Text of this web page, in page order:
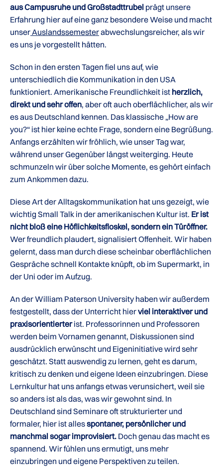
aus Campusruhe und Großstadttrubel prägt unsere
Erfahrung hier auf eine ganz besondere Weise und macht
unserAuslandssemesterabwechslungsreicher, als wir
es uns je vorgestellt hätten.
Schon in den ersten Tagen fiel uns auf, wie
unterschiedlich die Kommunikation in den USA
funktioniert. Amerikanische Freundlichkeit ist herzlich,
direkt und sehr offen, aber oft auch oberflächlicher, als wir
es aus Deutschland kennen. Das klassische „How are
you?“ ist hier keine echte Frage, sondern eine Begrüßung.
Anfangs erzählten wir fröhlich, wie unser Tag war,
während unser Gegenüber längst weiterging. Heute
schmunzeln wir über solche Momente, es gehört einfach
zum Ankommen dazu.
Diese Art der Alltagskommunikation hat uns gezeigt, wie
wichtig Small Talk in der amerikanischen Kultur ist. Er ist
nicht bloß eine Höflichkeitsfloskel, sondern ein Türöffner.
Wer freundlich plaudert, signalisiert Offenheit. Wir haben
gelernt, dass man durch diese scheinbar oberflächlichen
Gespräche schnell Kontakte knüpft, ob im Supermarkt, in
der Uni oder im Aufzug.
An der William Paterson University haben wir außerdem
festgestellt, dass der Unterricht hierviel interaktiver und
praxisorientierterist. Professorinnen und Professoren
werden beim Vornamen genannt, Diskussionen sind
ausdrücklich erwünscht und Eigeninitiative wird sehr
geschätzt. Statt auswendig zu lernen, geht es darum,
kritisch zu denken und eigene Ideen einzubringen. Diese
Lernkultur hat uns anfangs etwas verunsichert, weil sie
so anders ist als das, was wir gewohnt sind. In
Deutschland sind Seminare oft strukturierter und
formaler, hier ist allesspontaner, persönlicher und
manchmal sogar improvisiert. Doch genau das macht es
spannend. Wir fühlen uns ermutigt, uns mehr
einzubringen und eigene Perspektiven zu teilen.